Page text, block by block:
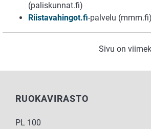
(paliskunnat.fi)
Riistavahingot.fi-palvelu (mmm.fi)
Sivu on
RUOKAVIRASTO
PL 100